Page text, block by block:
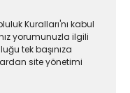
Kuralları'nı kabul
yorumunuzla ilgili
tek başınıza
site yönetimi